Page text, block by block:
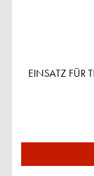
EINSATZ FÜR